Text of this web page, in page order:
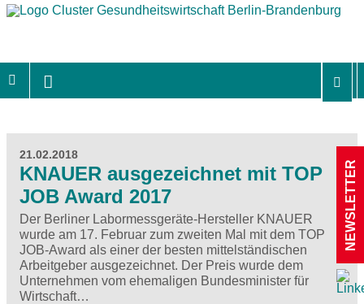
21.02.2018
KNAUER ausgezeichnet mit TOP
JOB Award 2017
Der Berliner Labormessgeräte-Hersteller KNAUER
wurde am 17. Februar zum zweiten Mal mit dem TOP
JOB-Award als einer der besten mittelständischen
Arbeitgeber ausgezeichnet. Der Preis wurde dem
Unternehmen vom ehemaligen Bundesminister für
Wirtschaft…
NEWSLETTER